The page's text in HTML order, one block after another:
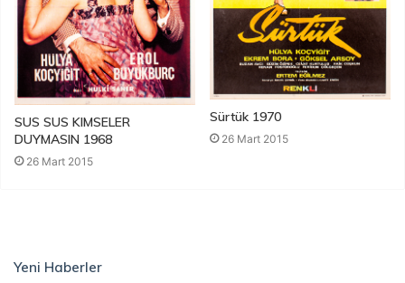
SUS SUS KIMSELER
DUYMASIN 1968
26 Mart 2015
Sürtük 1970
26 Mart 2015
Yeni Haberler